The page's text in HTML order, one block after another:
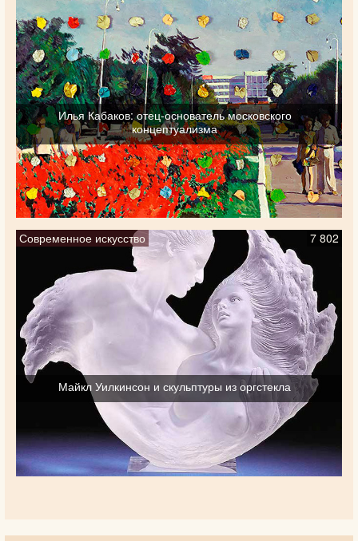
Илья Кабаков: отец-основатель московского
концептуализма
Современное искусство 7 802
Майкл Уилкинсон и скульптуры из оргстекла